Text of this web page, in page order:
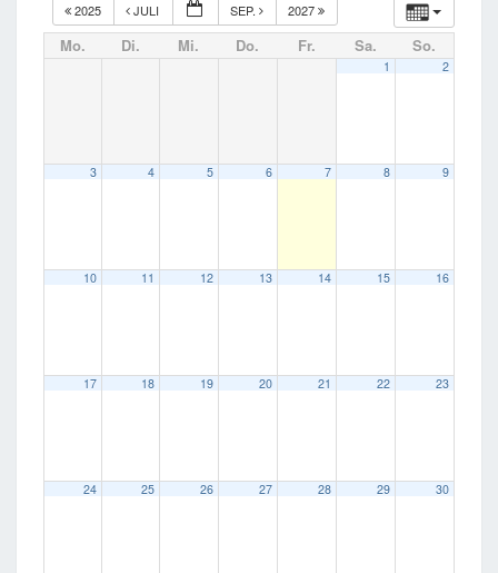
2025 JULI SEP. 2027
Mo. Di. Mi. Do. Fr. Sa. So.
1 2
3 4 5 6 7 8 9
10 11 12 13 14 15 16
17 18 19 20 21 22 23
24 25 26 27 28 29 30